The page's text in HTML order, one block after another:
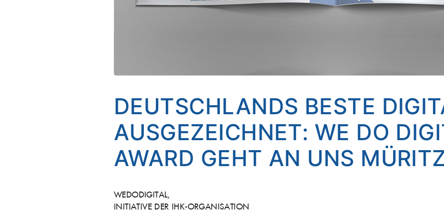
DEUTSCHLANDS BESTE
AUSGEZEICHNET: WE DO
AWARD GEHT AN UNS
WEDODIGITAL,
INITIATIVE DER IHK-ORGANISATION